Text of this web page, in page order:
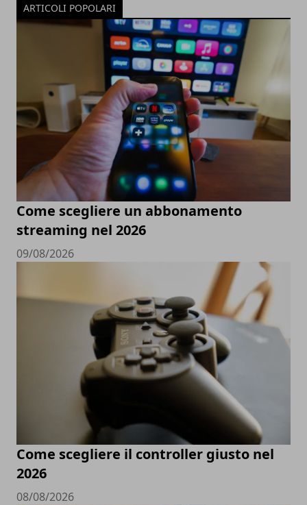
ARTICOLI POPOLARI
Come scegliere un abbonamento
streaming nel 2026
09/08/2026
Come scegliere il controller giusto nel
2026
08/08/2026